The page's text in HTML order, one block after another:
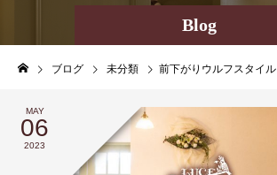
Blog
ブログ 未分類 前下がりウルフスタイル
MAY
06
2023